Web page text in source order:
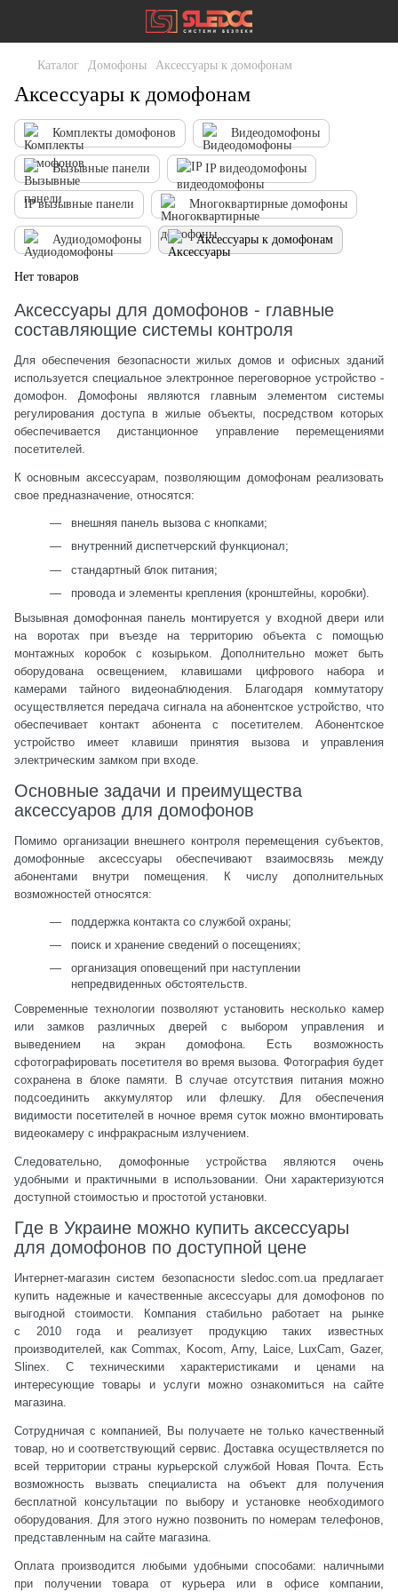
Каталог Домофоны Аксессуары к домофонам
Аксессуары к домофонам
Комплекты домофонов Видеодомофоны
Вызывные панели IP видеодомофоны
IP вызывные панели Многоквартирные домофоны
Аудиодомофоны Аксессуары к домофонам
Нет товаров
Аксессуары для домофонов - главные
составляющие системы контроля
Для обеспечения безопасности жилых домов и офисных зданий
используется специальное электронное переговорное устройство -
домофон. Домофоны являются главным элементом системы
регулирования доступа в жилые объекты, посредством которых
обеспечивается дистанционное управление перемещениями
посетителей.
К основным аксессуарам, позволяющим домофонам реализовать
свое предназначение, относятся:
внешняя панель вызова с кнопками;
внутренний диспетчерский функционал;
стандартный блок питания;
провода и элементы крепления (кронштейны, коробки).
Вызывная домофонная панель монтируется у входной двери или
на воротах при въезде на территорию объекта с помощью
монтажных коробок с козырьком. Дополнительно может быть
оборудована освещением, клавишами цифрового набора и
камерами тайного видеонаблюдения. Благодаря коммутатору
осуществляется передача сигнала на абонентское устройство, что
обеспечивает контакт абонента с посетителем. Абонентское
устройство имеет клавиши принятия вызова и управления
электрическим замком при входе.
Основные задачи и преимущества
аксессуаров для домофонов
Помимо организации внешнего контроля перемещения субъектов,
домофонные аксессуары обеспечивают взаимосвязь между
абонентами внутри помещения. К числу дополнительных
возможностей относятся:
поддержка контакта со службой охраны;
поиск и хранение сведений о посещениях;
организация оповещений при наступлении
непредвиденных обстоятельств.
Современные технологии позволяют установить несколько камер
или замков различных дверей с выбором управления и
выведением на экран домофона. Есть возможность
сфотографировать посетителя во время вызова. Фотография будет
сохранена в блоке памяти. В случае отсутствия питания можно
подсоединить аккумулятор или флешку. Для обеспечения
видимости посетителей в ночное время суток можно вмонтировать
видеокамеру с инфракрасным излучением.
Следовательно, домофонные устройства являются очень
удобными и практичными в использовании. Они характеризуются
доступной стоимостью и простотой установки.
Где в Украине можно купить аксессуары
для домофонов по доступной цене
Интернет-магазин систем безопасности sledoc.com.ua предлагает
купить надежные и качественные аксессуары для домофонов по
выгодной стоимости. Компания стабильно работает на рынке
с 2010 года и реализует продукцию таких известных
производителей, как Commax, Kocom, Arny, Laice, LuxCam, Gazer,
Slinex. С техническими характеристиками и ценами на
интересующие товары и услуги можно ознакомиться на сайте
магазина.
Сотрудничая с компанией, Вы получаете не только качественный
товар, но и соответствующий сервис. Доставка осуществляется по
всей территории страны курьерской службой Новая Почта. Есть
возможность вызвать специалиста на объект для получения
бесплатной консультации по выбору и установке необходимого
оборудования. Для этого нужно позвонить по номерам телефонов,
представленным на сайте магазина.
Оплата производится любыми удобными способами: наличными
при получении товара от курьера или в офисе компании,